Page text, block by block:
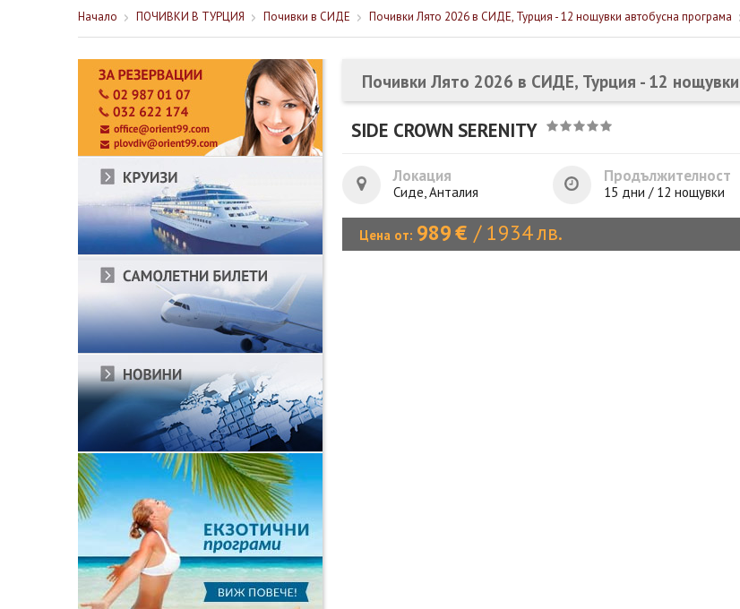
Начало ПОЧИВКИ В ТУРЦИЯ Почивки в СИДЕ Почивки Лято 2026 в СИДЕ, Турция - 12 нощувки автобусна програма
Почивки Лято 2026 в СИДЕ, Турция - 12
SIDE CROWN SERENITY
Локация
Сиде, Анталия
Продължителност
15 дни / 12 нощувки
Цена от: 989€ / 1934лв.